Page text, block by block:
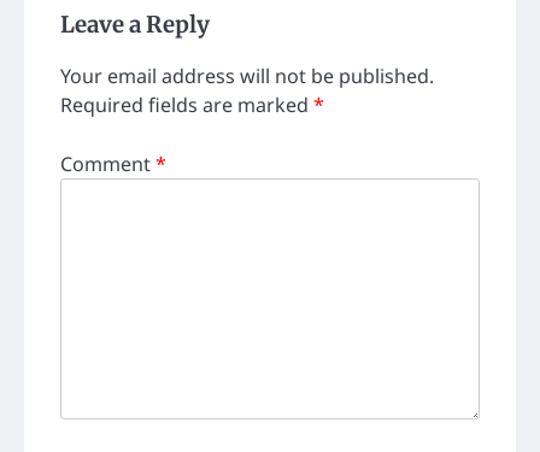
Leave a Reply
Your email address will not be published.
Required fields are marked *
Comment*